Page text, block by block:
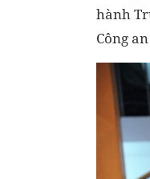
hành
Công